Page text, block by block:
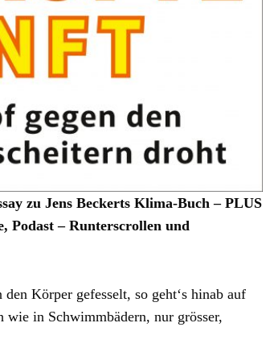
zu Jens Beckerts Klima-Buch – PLUS
Podast – Runterscrollen und
Körper gefesselt, so geht‘s hinab auf
wie in Schwimmbädern, nur grösser,